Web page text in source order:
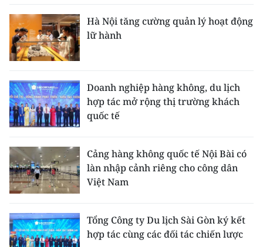
Hà Nội tăng cường quản lý hoạt động
lữ hành
Doanh nghiệp hàng không, du lịch
hợp tác mở rộng thị trường khách
quốc tế
Cảng hàng không quốc tế Nội Bài có
làn nhập cảnh riêng cho công dân
Việt Nam
Tổng Công ty Du lịch Sài Gòn ký kết
hợp tác cùng các đối tác chiến lược